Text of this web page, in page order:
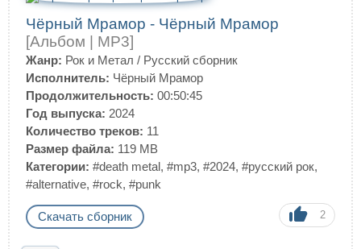
Чёрный Мрамор - Чёрный Мрамор
[Альбом | MP3]
Жанр: Рок и Метал / Русский сборник
Исполнитель: Чёрный Мрамор
Продолжительность: 00:50:45
Год выпуска: 2024
Количество треков: 11
Размер файла: 119 MB
Категории: #death metal, #mp3, #2024, #русский рок,
#alternative, #rock, #punk
Скачать сборник 2